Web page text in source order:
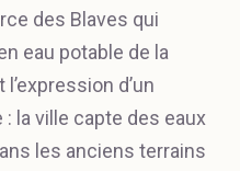
des Blaves qui
eau potable de la
d’un
la ville capte des eaux
les anciens terrains